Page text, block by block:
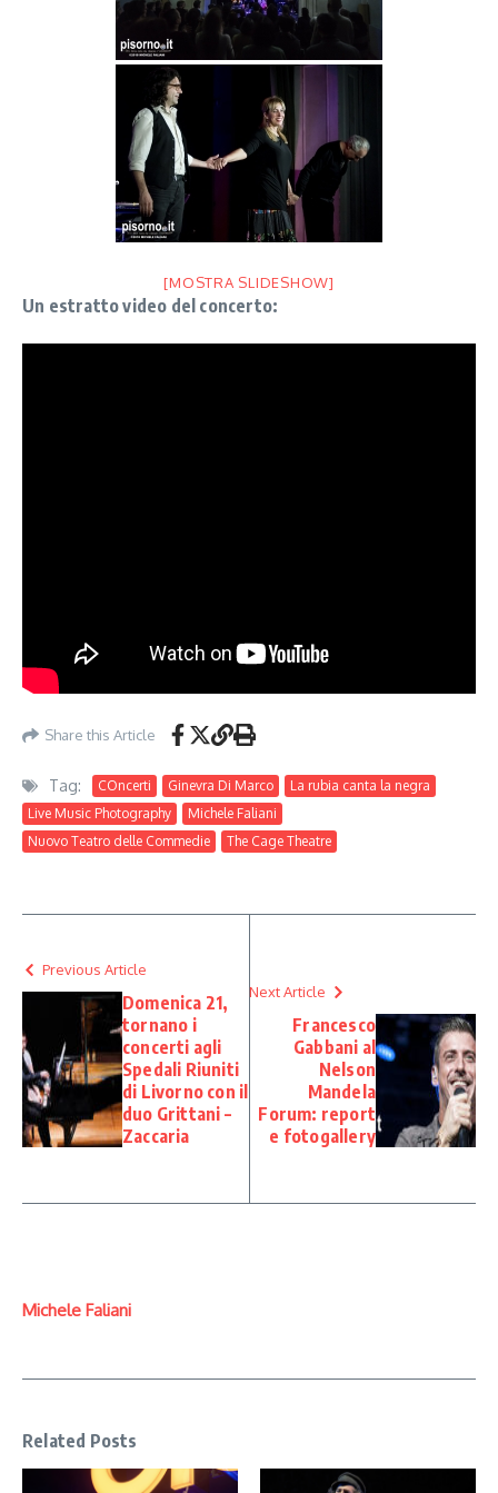
[MOSTRA SLIDESHOW]
Un estratto video del concerto:
Share this Article
Tag: COncerti Ginevra Di Marco
La rubia canta la negra
Live Music Photography
Michele Faliani
Nuovo Teatro delle Commedie
The Cage Theatre
Previous Article
Domenica 21,
tornano i
concerti agli
Spedali Riuniti
di Livorno con il
duo Grittani –
Zaccaria
Next Article
Francesco
Gabbani al
Nelson
Mandela
Forum: report
e fotogallery
Michele Faliani
Related Posts